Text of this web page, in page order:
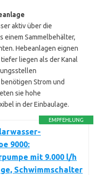
aktiv über die
einem Sammelbehälter,
Hebeanlagen eignen
liegen als der Kanal
Strom und
sie hohe
in der Einbaulage.
EMPFEHLUNG
9000:
mit 9.000 l/h
Schwimmschalter